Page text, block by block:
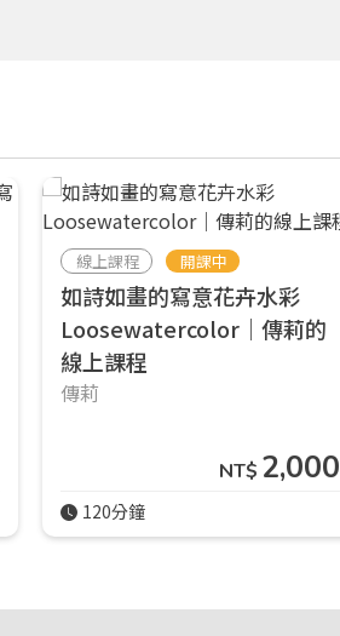
線上課程 開課中
如詩如畫的寫意花卉水彩
Loosewatercolor｜傳莉的
線上課程
傳莉
NT$ 2,000
120分鐘